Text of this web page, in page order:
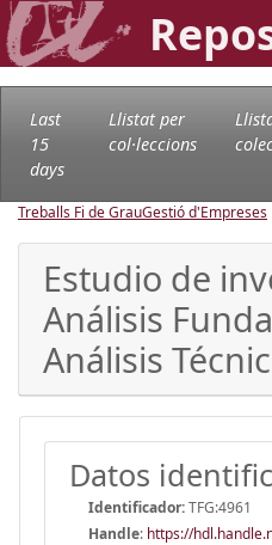
Last
15
days
Llistat per
col·leccions
Treballs Fi de GrauGestió d'Empreses
Estudio de
Análisis
Análisis
Datos
Identificador:TFG:4961
Handle: https://